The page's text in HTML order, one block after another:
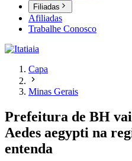
Filiadas
Afiliadas
Trabalhe Conosco
Capa
Minas Gerais
Prefeitura de BH
Aedes aegypti na
entenda